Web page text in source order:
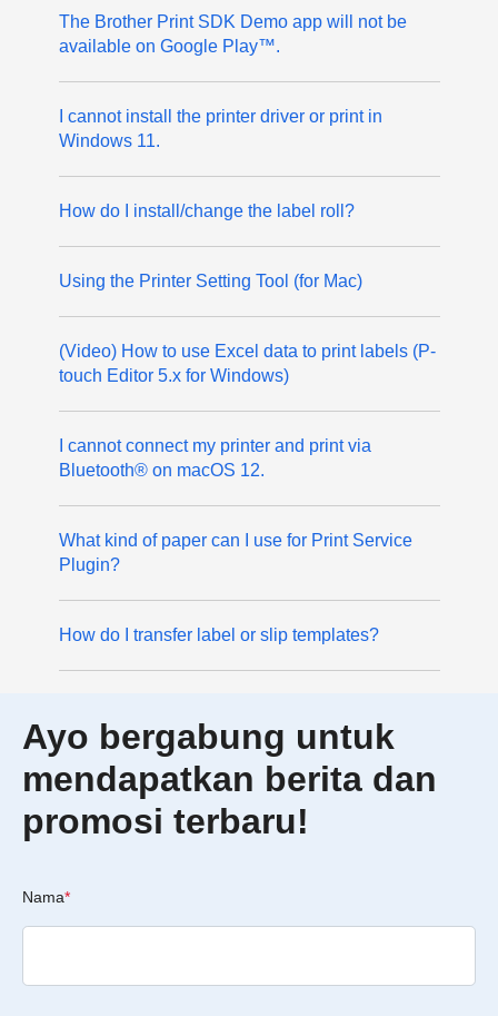
The Brother Print SDK Demo app will not be
available on Google Play™.
I cannot install the printer driver or print in
Windows 11.
How do I install/change the label roll?
Using the Printer Setting Tool (for Mac)
(Video) How to use Excel data to print labels (P-
touch Editor 5.x for Windows)
I cannot connect my printer and print via
Bluetooth® on macOS 12.
What kind of paper can I use for Print Service
Plugin?
How do I transfer label or slip templates?
Ayo bergabung untuk
mendapatkan berita dan
promosi terbaru!
Nama*